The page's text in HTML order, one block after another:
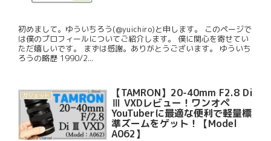
初めまして。ゆういちろう(@yuichiro)と申します。 このページで
は僕のプロフィールについてご紹介します。 僕に関心を寄せてい
ただ嬉しいです。 まずは感謝。ありがとうございます。 ゆういち
ろうの略歴 1990/2...
ガジェット 【TAMRON】20-40mm F2.8 Di
Ⅲ VXDレビュー！ワンオペ
YouTuberに最適な便利で軽量標
準ズームをゲット！【Model
A062】